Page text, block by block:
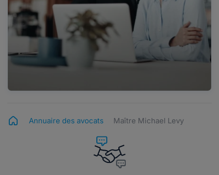
Annuaire des avocats Maître Michael Levy